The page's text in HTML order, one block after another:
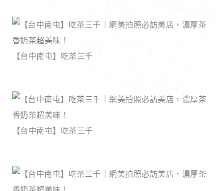
【台中南屯】吃茶三千
【台中南屯】吃茶三千